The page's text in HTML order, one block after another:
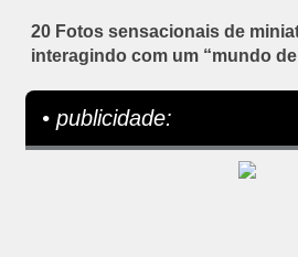
20 Fotos sensacionais de
interagindo com um “mundo
• publicidade: